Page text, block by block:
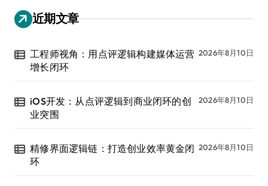
近期文章
工程师视角：用点评逻辑构建媒体运营
增长闭环
2026年8月10日
iOS开发：从点评逻辑到商业闭环的创
业突围
2026年8月10日
精修界面逻辑链：打造创业效率黄金闭
环
2026年8月10日